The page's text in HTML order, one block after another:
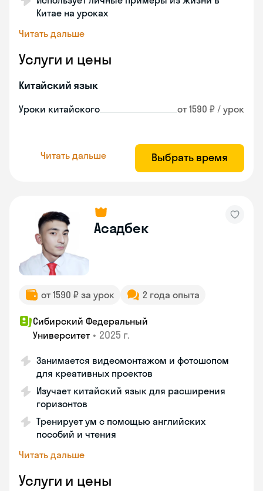
Китае на уроках
Читать дальше
Услуги и цены
Китайский язык
Уроки китайского от 1590 ₽ / урок
Читать дальше Выбрать время
Асадбек
от 1590 ₽ за урок 2 года опыта
Сибирский Федеральный
Университет • 2025 г.
Занимается видеомонтажом и фотошопом
для креативных проектов
Изучает китайский язык для расширения
горизонтов
Тренирует ум с помощью английских
пособий и чтения
Читать дальше
Услуги и цены